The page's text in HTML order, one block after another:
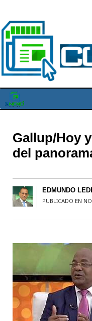
Gallup/Hoy
del
EDMUNDO
PUBLICADO EN